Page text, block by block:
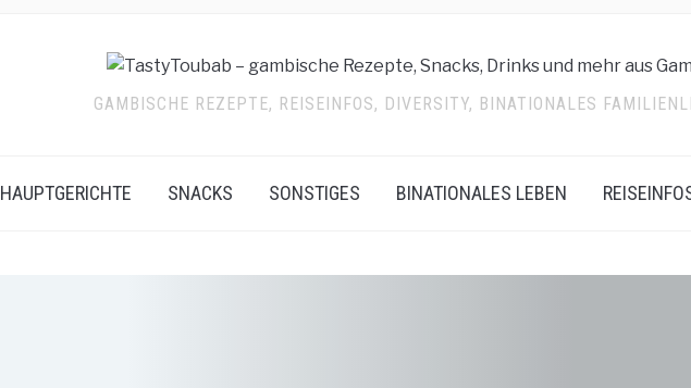
GAMBISCHE REZEPTE, REISEINFOS, DIVERSITY, BINATIONALES
HAUPTGERICHTE SNACKS SONSTIGES BINATIONALES LEBEN